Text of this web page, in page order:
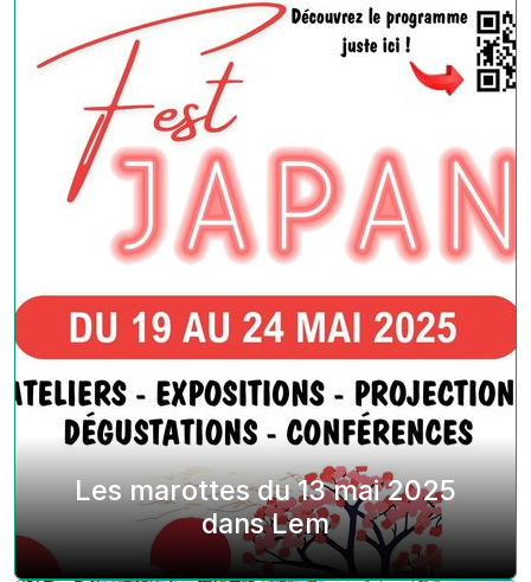
Les marottes du 13 mai 2025
dans Lem